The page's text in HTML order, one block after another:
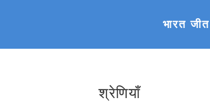
भारत जीत
श्रेणियाँ